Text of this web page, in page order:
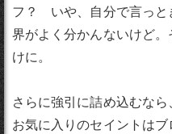
フ？ いや、自分で言っと
界がよく分かんないけど
けに。
さらに強引に詰め込むな
お気に入りのセイントは